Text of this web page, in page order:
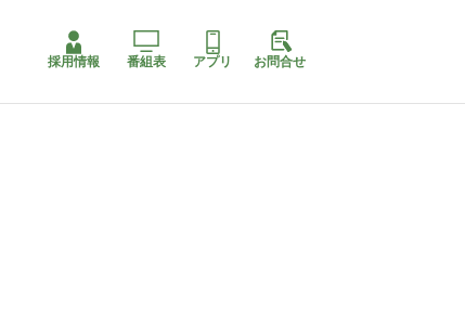
採用情報 番組表 アプリ お問合せ